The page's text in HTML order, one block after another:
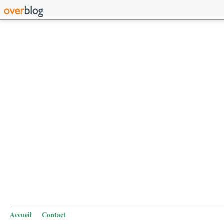
Accueil Contact